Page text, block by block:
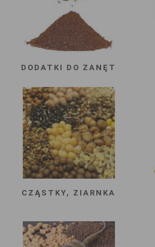
DODATKI DO ZANĘT
CZĄSTKY, ZIARNKA